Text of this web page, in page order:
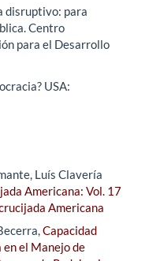
disruptivo: para
Centro
para el Desarrollo
USA:
Luís Clavería
Americana: Vol. 17
Americana
Capacidad
el Manejo de